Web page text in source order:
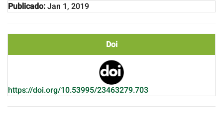
Publicado:Jan 1, 2019
Doi
https://doi.org/10.53995/23463279.703